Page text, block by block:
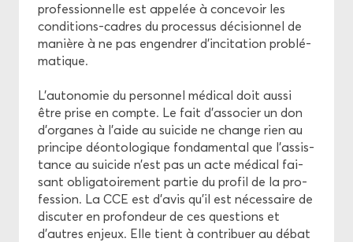
pro­fes­sion­nelle est ap­pe­lée à conce­voir les
conditions-​cadres du pro­ces­sus dé­ci­sion­nel de
ma­nière à ne pas en­gen­drer d’in­ci­ta­tion pro­blé­
ma­tique.
L’au­to­no­mie du per­son­nel mé­di­cal doit aussi
être prise en compte. Le fait d’as­so­cier un don
d’or­ganes à l’aide au sui­cide ne change rien au
prin­cipe dé­on­to­lo­gique fon­da­men­tal que l’as­sis­
tance au sui­cide n’est pas un acte mé­di­cal fai­
sant obli­ga­toi­re­ment par­tie du pro­fil de la pro­
fes­sion. La CCE est d’avis qu’il est né­ces­saire de
dis­cu­ter en pro­fon­deur de ces ques­tions et
d’autres en­jeux. Elle tient à contri­buer au débat